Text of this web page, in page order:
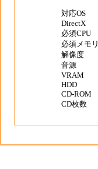
対応OS
DirectX
必須CPU
必須メモリ
解像度
音源
VRAM
HDD
CD-ROM
CD枚数